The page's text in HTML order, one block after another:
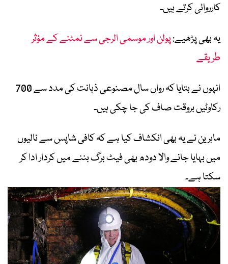
کارروائی کرتے ہیں۔
یہ بھی پڑھیے:پولن اور موسمی الرجی سے نمٹنے کے مؤثر
طریقے
انہوں نے بتایا کہ رواں سال مصنوعی ذہانت کی مدد سے 700
رکاوٹیں بروقت صاف کی جا چکی ہیں۔
ماہرین نے یہ بھی انکشاف کیا ہے کہ کافی شاپس سے نالیوں
میں بہایا جانے والا دودھ بھی فیٹ برگ بننے میں کردار ادا کر
سکتا ہے۔